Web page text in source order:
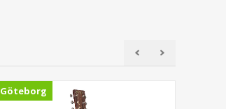
Göteborg